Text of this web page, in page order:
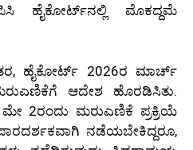
ಹೈಕೋರ್ಟ್‌ನಲ್ಲಿ ಮೊಕದ್ದಮೆ
ಹೈಕೋರ್ಟ್ 2026ರ ಮಾರ್ಚ್
ಆದೇಶ ಹೊರಡಿಸಿತು.
2ರಂದು ಮರುಎಣಿಕೆ ಪ್ರಕ್ರಿಯೆ
ನಡೆಯಬೇಕಿದ್ದರೂ,